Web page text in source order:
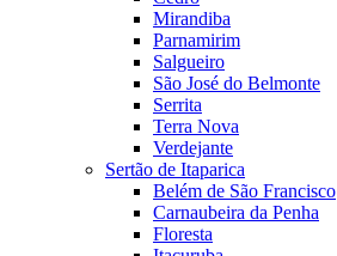
Mirandiba
Parnamirim
Salgueiro
São José do Belmonte
Serrita
Terra Nova
Verdejante
Sertão de Itaparica
Belém de São Francisco
Carnaubeira da Penha
Floresta